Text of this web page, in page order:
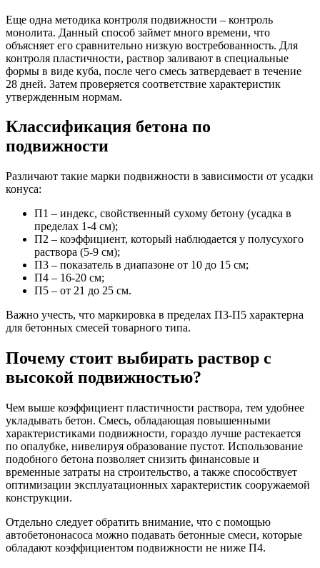
Еще одна методика контроля подвижности – контроль
монолита. Данный способ займет много времени, что
объясняет его сравнительно низкую востребованность. Для
контроля пластичности, раствор заливают в специальные
формы в виде куба, после чего смесь затвердевает в течение
28 дней. Затем проверяется соответствие характеристик
утвержденным нормам.
Классификация бетона по
подвижности
Различают такие марки подвижности в зависимости от усадки
конуса:
П1 – индекс, свойственный сухому бетону (усадка в
пределах 1-4 см);
П2 – коэффициент, который наблюдается у полусухого
раствора (5-9 см);
П3 – показатель в диапазоне от 10 до 15 см;
П4 – 16-20 см;
П5 – от 21 до 25 см.
Важно учесть, что маркировка в пределах П3-П5 характерна
для бетонных смесей товарного типа.
Почему стоит выбирать раствор с
высокой подвижностью?
Чем выше коэффициент пластичности раствора, тем удобнее
укладывать бетон. Смесь, обладающая повышенными
характеристиками подвижности, гораздо лучше растекается
по опалубке, нивелируя образование пустот. Использование
подобного бетона позволяет снизить финансовые и
временные затраты на строительство, а также способствует
оптимизации эксплуатационных характеристик сооружаемой
конструкции.
Отдельно следует обратить внимание, что с помощью
автобетононасоса можно подавать бетонные смеси, которые
обладают коэффициентом подвижности не ниже П4.